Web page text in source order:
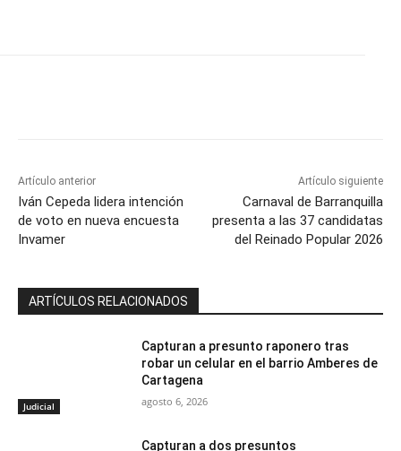
Artículo anterior
Iván Cepeda lidera intención
de voto en nueva encuesta
Invamer
Artículo siguiente
Carnaval de Barranquilla
presenta a las 37 candidatas
del Reinado Popular 2026
ARTÍCULOS RELACIONADOS
Judicial
Capturan a presunto raponero tras
robar un celular en el barrio Amberes de
Cartagena
agosto 6, 2026
Capturan a dos presuntos